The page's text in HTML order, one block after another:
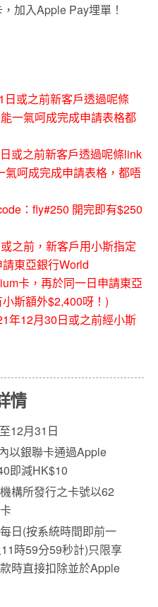
加入Apple Pay埋單！
日或之前新客戶透過呢條
一氣呵成完成申請表格都
或之前新客戶透過呢條link
呵成完成申請表格，都唔
：fly#250 開完即有$250
之前，新客戶用小斯指定
東亞銀行World
卡，再於同一日申請東亞
斯額外$2,400呀！)
年12月30日或之前經小斯
情
12月31日
以銀聯卡通過Apple
即減HK$10
構所發行之卡號以62
日(按系統時間即前一
時59分59秒計)只限享
時直接扣除並於Apple